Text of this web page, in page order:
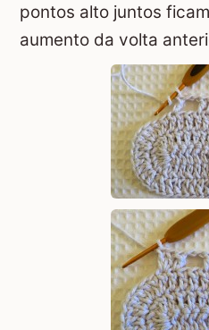
pontos alto juntos
aumento da volta